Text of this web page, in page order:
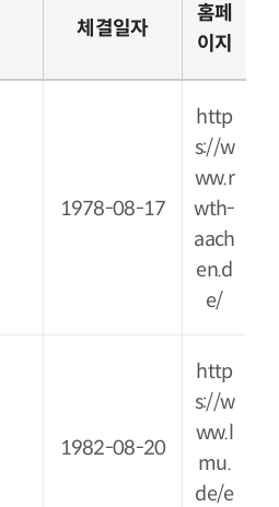
체결일자
홈페
이지
1978-08-17
http
s://w
ww.r
wth-
aach
en.d
e/
1982-08-20
http
s://w
ww.l
mu.
de/e